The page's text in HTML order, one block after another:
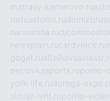
matrasy-kemerovo.ru
dotcustoms.ru
narasimha.ru
newsplain.rucardvoice.ru
gbget.ru
petrovkasports.ruporno-
york-life.rudoroga-
slovar-ivrit.ruporno-